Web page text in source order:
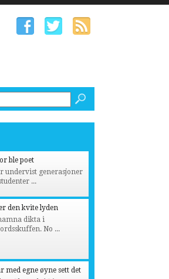
ble poet
undervist generasjoner
...
den kvite lyden
dikta i
No ...
med egne øyne sett det